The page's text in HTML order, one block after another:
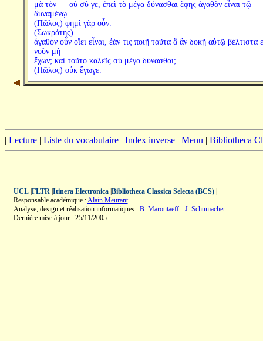
μὰ τὸν — οὐ σύ γε, ἐπεὶ τὸ μέγα δύνασθαι ἔφης ἀγαθὸν εἶναι τῷ
δυναμένῳ.
(Πῶλος) φημὶ γὰρ οὖν.
(Σωκράτης)
ἀγαθὸν οὖν οἴει εἶναι, ἐάν τις ποιῇ ταῦτα ἃ ἂν δοκῇ αὐτῷ βέλτιστα
νοῦν μὴ
ἔχων; καὶ τοῦτο καλεῖς σὺ μέγα δύνασθαι;
(Πῶλος) οὐκ ἔγωγε.
| Lecture | Liste du vocabulaire | Index inverse | Menu | Bibliotheca
UCL| FLTR| Itinera Electronica| Bibliotheca Classica Selecta (BCS)|
Responsable académique :Alain Meurant
Analyse, design et réalisation informatiques : B. Maroutaeff- J. Schumacher
Dernière mise à jour : 25/11/2005